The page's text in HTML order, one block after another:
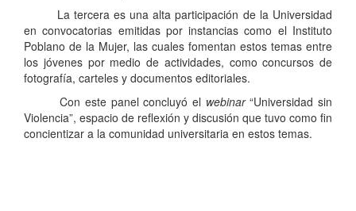
La tercera es una alta participación de la Universidad
en convocatorias emitidas por instancias como el Instituto
Poblano de la Mujer, las cuales fomentan estos temas entre
los jóvenes por medio de actividades, como concursos de
fotografía, carteles y documentos editoriales.
Con este panel concluyó el webinar“Universidad sin
Violencia”, espacio de reflexión y discusión que tuvo como fin
concientizar a la comunidad universitaria en estos temas.